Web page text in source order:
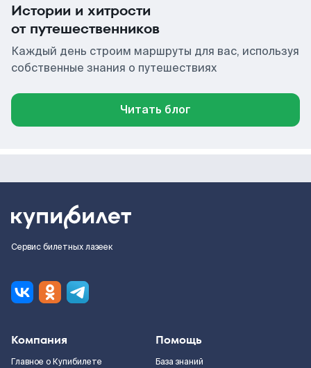
Истории и хитрости
от путешественников
Каждый день строим маршруты для вас, используя
собственные знания о путешествиях
Читать блог
Сервис билетных лазеек
Компания
Главное о Купибилете
Помощь
База знаний